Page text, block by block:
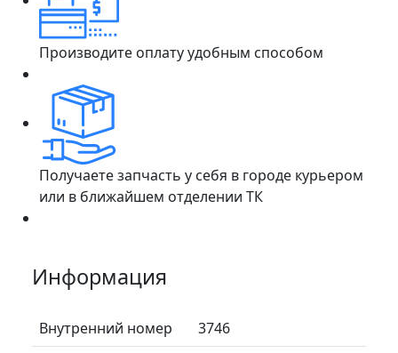
Производите оплату удобным способом
Получаете запчасть у себя в городе курьером
или в ближайшем отделении ТК
Информация
Внутренний номер
3746